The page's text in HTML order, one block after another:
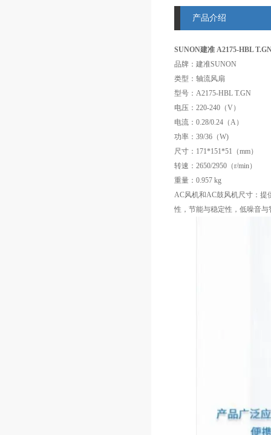
产品介绍
SUNON建准 A2175-HBL
品牌：建准SUNON
类型：轴流风扇
型号：A2175-HBL T.GN
电压：220-240（V）
电流：0.28/0.24（A）
功率：39/36（W)
尺寸：171*151*51（mm）
转速：2650/2950（r/min）
重量：0.957 kg
AC风机和AC鼓风机尺寸：提
性，节能与稳定性，低噪音